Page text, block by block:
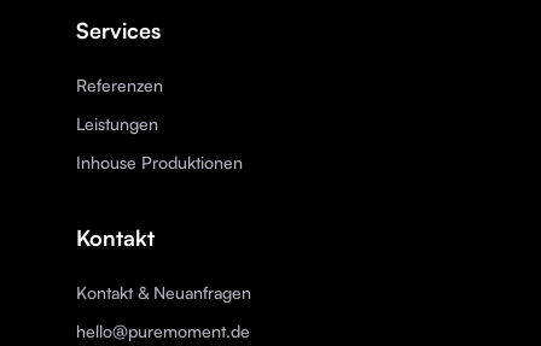
Services
Referenzen
Leistungen
Inhouse Produktionen
Kontakt
Kontakt & Neuanfragen
hello@puremoment.de